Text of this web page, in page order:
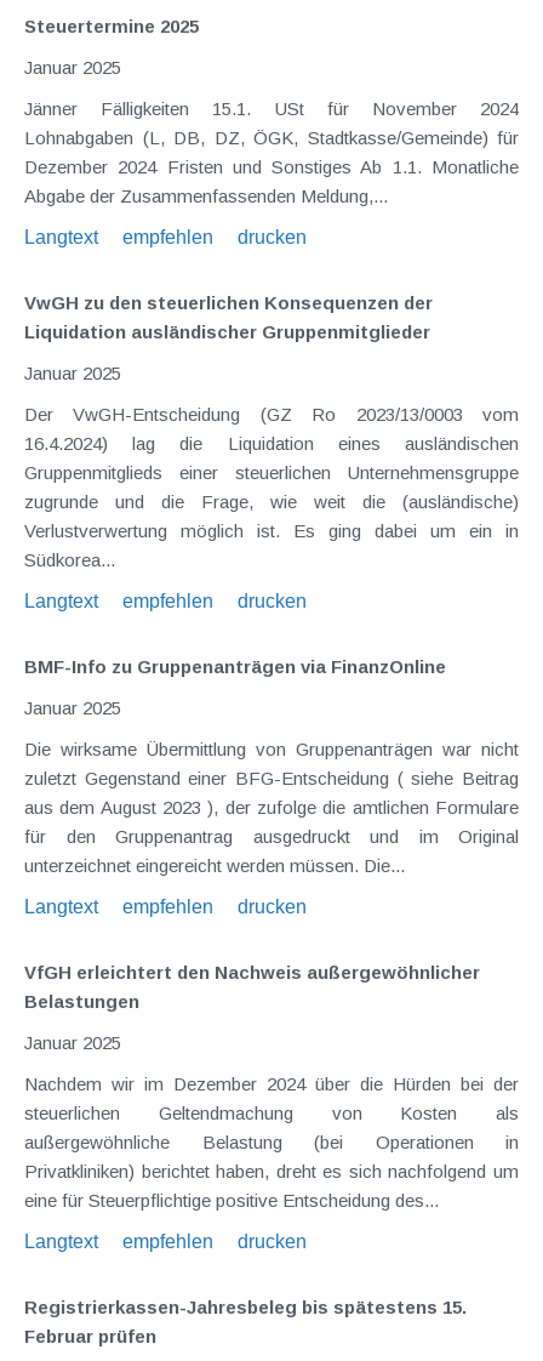
Steuertermine 2025
Januar 2025
Jänner Fälligkeiten 15.1. USt für November 2024
Lohnabgaben (L, DB, DZ, ÖGK, Stadtkasse/Gemeinde) für
Dezember 2024 Fristen und Sonstiges Ab 1.1. Monatliche
Abgabe der Zusammenfassenden Meldung,...
Langtext
empfehlen drucken
VwGH zu den steuerlichen Konsequenzen der
Liquidation ausländischer Gruppenmitglieder
Januar 2025
Der VwGH-Entscheidung (GZ Ro 2023/13/0003 vom
16.4.2024) lag die Liquidation eines ausländischen
Gruppenmitglieds einer steuerlichen Unternehmensgruppe
zugrunde und die Frage, wie weit die (ausländische)
Verlustverwertung möglich ist. Es ging dabei um ein in
Südkorea...
Langtext
empfehlen drucken
BMF-Info zu Gruppenanträgen via FinanzOnline
Januar 2025
Die wirksame Übermittlung von Gruppenanträgen war nicht
zuletzt Gegenstand einer BFG-Entscheidung ( siehe Beitrag
aus dem August 2023 ), der zufolge die amtlichen Formulare
für den Gruppenantrag ausgedruckt und im Original
unterzeichnet eingereicht werden müssen. Die...
Langtext
empfehlen drucken
VfGH erleichtert den Nachweis außergewöhnlicher
Belastungen
Januar 2025
Nachdem wir im Dezember 2024 über die Hürden bei der
steuerlichen Geltendmachung von Kosten als
außergewöhnliche Belastung (bei Operationen in
Privatkliniken) berichtet haben, dreht es sich nachfolgend um
eine für Steuerpflichtige positive Entscheidung des...
Langtext
empfehlen drucken
Registrierkassen-Jahresbeleg bis spätestens 15.
Februar prüfen